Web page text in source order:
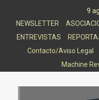
9
NEWSLETTER
ENTREVISTAS
Contacto/Aviso Legal
Machine